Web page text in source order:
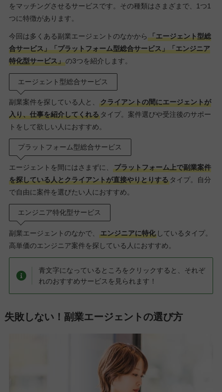
をマッチングさせるサービスです。その種類はさまざまで、1つ1
つに特徴があります。
今回は多くある副業エージェントのなかから 「エージェント型総
合サービス」「プラットフォーム型総合サービス」「エンジニア
特化型サービス」の3つを紹介します。
エージェント型総合サービス
副業案件を探している人と、
クライアントの間にエージェントが
入り、仕事を紹介してくれるタイプ。案件選びや受注後のサポー
トをして欲しい人におすすめ。
プラットフォーム型総合サービス
エージェントを間にはさまずに、
プラットフォーム上で副業案件
を探している人とクライアントが直接やりとりするタイプ。自分
で自由に案件を選びたい人におすすめ。
エンジニア特化型サービス
副業エージェントのなかで、 エンジニアに特化しているタイプ。
高単価のエンジニア案件を探している人におすすめ。
青文字になっているところをクリックすると、それぞ
れのおすすめサービスを見られます！
失敗しない！副業エージェントの選び方